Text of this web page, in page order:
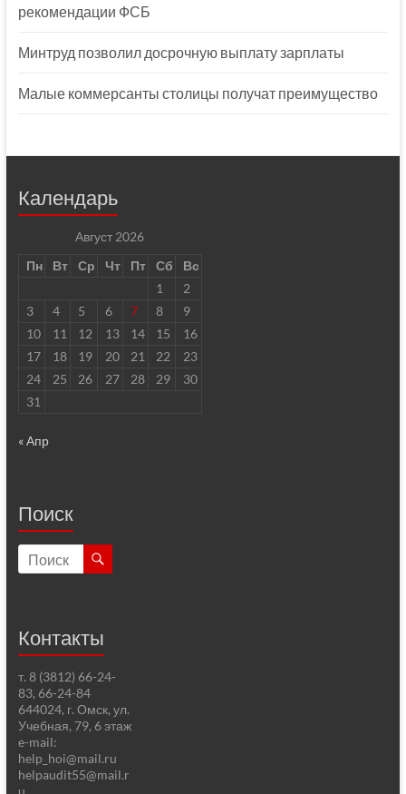
рекомендации ФСБ
Минтруд позволил досрочную выплату зарплаты
Малые коммерсанты столицы получат преимущество
Календарь
Август 2026
Пн
Вт Ср Чт Пт Сб
Вс
1
2
3
4 5 6 7 8
9
10
11 12 13 14 15
16
17
18 19 20 21 22
23
24
25 26 27 28 29
30
31
« Апр
Поиск
Контакты
т. 8 (3812) 66-24-
83, 66-24-84
644024, г. Омск, ул.
Учебная, 79, 6 этаж
e-mail:
help_hoi@mail.ru
helpaudit55@mail.r